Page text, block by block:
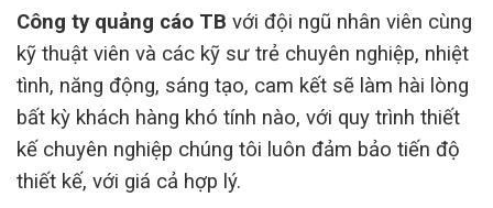
Công ty quảng cáo TB với đội ngũ nhân viên cùng
kỹ thuật viên và các kỹ sư trẻ chuyên nghiệp, nhiệt
tình, năng động, sáng tạo, cam kết sẽ làm hài lòng
bất kỳ khách hàng khó tính nào, với quy trình thiết
kế chuyên nghiệp chúng tôi luôn đảm bảo tiến độ
thiết kế, với giá cả hợp lý.